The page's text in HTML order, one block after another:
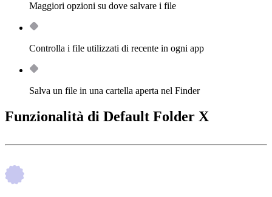
Maggiori opzioni su dove salvare i file
Controlla i file utilizzati di recente in ogni app
Salva un file in una cartella aperta nel Finder
Funzionalità di Default Folder X